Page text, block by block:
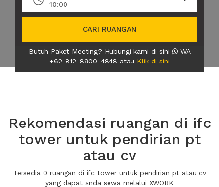
10:00
CARI RUANGAN
Butuh Paket Meeting? Hubungi kami di sini
WA
+62-812-8900-4848 atau Klik di sini
Rekomendasi ruangan di ifc
tower untuk pendirian pt
atau cv
Tersedia 0 ruangan di ifc tower untuk pendirian pt atau cv
yang dapat anda sewa melalui XWORK